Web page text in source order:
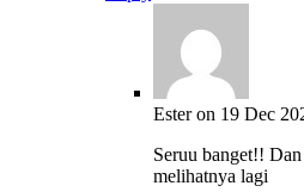
Ester on 19 Dec
Seruu banget!!
melihatnya lagi